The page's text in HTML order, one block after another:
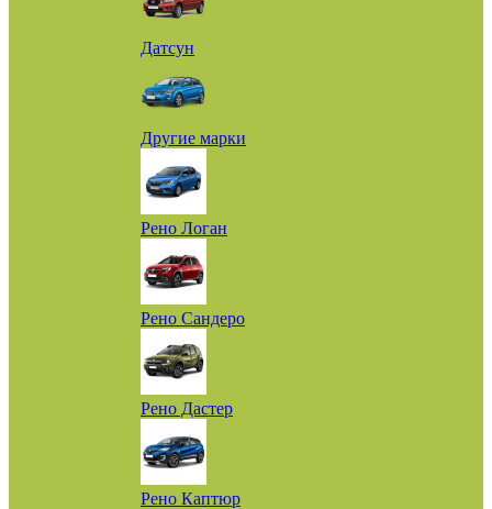
Датсун
Другие марки
Рено Логан
Рено Сандеро
Рено Дастер
Рено Каптюр